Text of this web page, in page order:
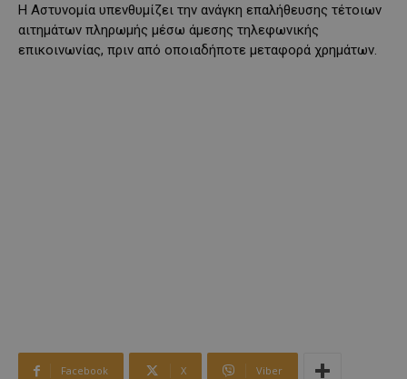
Η Αστυνομία υπενθυμίζει την ανάγκη επαλήθευσης τέτοιων
αιτημάτων πληρωμής μέσω άμεσης τηλεφωνικής
επικοινωνίας, πριν από οποιαδήποτε μεταφορά χρημάτων.
Facebook X Viber